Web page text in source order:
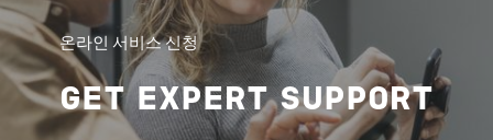
온라인 서비스 신청
GET EXPERT SUPPORT